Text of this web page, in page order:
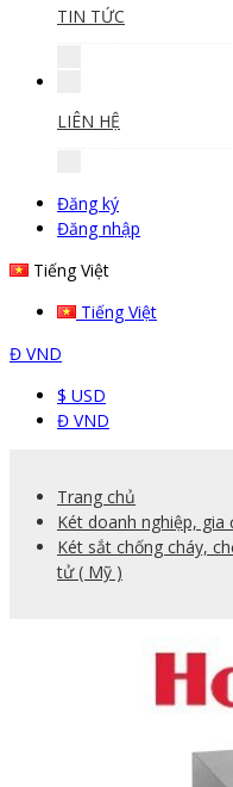
TIN TỨC
LIÊN HỆ
Đăng ký
Đăng nhập
Tiếng Việt
Tiếng Việt
Đ VND
$ USD
Đ VND
Trang chủ
Két doanh nghiệp,
Két sắt chống cháy,
tử ( Mỹ )